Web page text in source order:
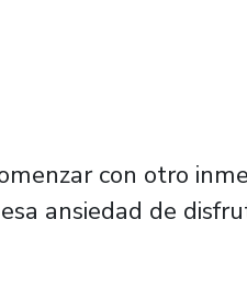
con otro
ansiedad de